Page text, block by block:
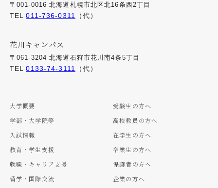
〒001-0016 北海道札幌市北区北16条西2丁目
TEL011-736-0311 （代）
花川キャンパス
〒061-3204 北海道石狩市花川南4条5丁目
TEL0133-74-3111 （代）
大学概要
学部・大学院等
入試情報
教育・学生支援
就職・キャリア支援
留学・国際交流
受験生の方へ
高校教員の方へ
在学生の方へ
卒業生の方へ
保護者の方へ
企業の方へ